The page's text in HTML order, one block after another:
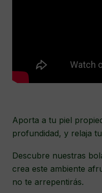
Aporta a tu piel
profundidad, y relaja
Descubre nuestras
crea este ambiente
no te arrepentirás.